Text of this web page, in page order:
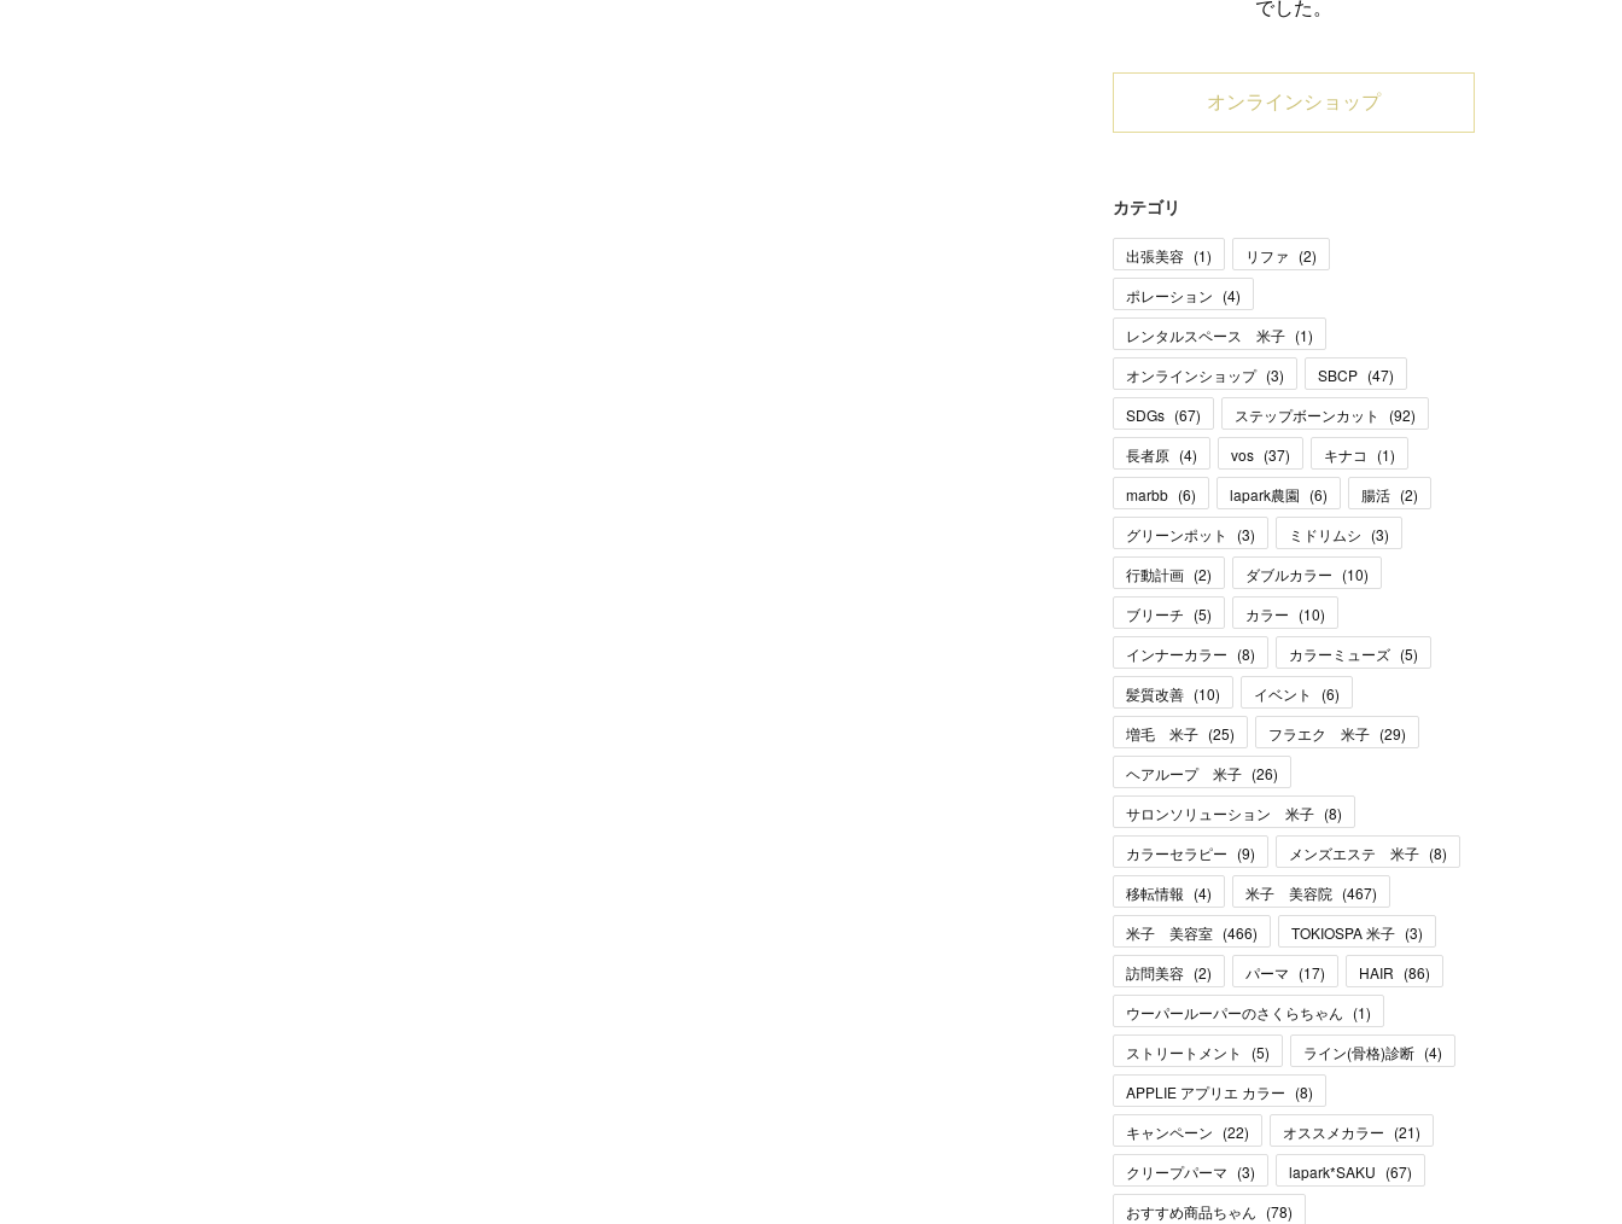
でした。
オンラインショップ
カテゴリ
出張美容 (1) リファ (2)
ポレーション (4)
レンタルスペース 米子 (1)
オンラインショップ (3) SBCP (47)
SDGs (67) ステップボーンカット (92)
長者原 (4) vos (37) キナコ (1)
marbb (6) lapark農園 (6) 腸活 (2)
グリーンポット
(3) ミドリムシ (3)
行動計画 (2) ダブルカラー (10)
ブリーチ (5) カラー (10)
インナーカラー (8) カラーミューズ (5)
髪質改善 (10) イベント (6)
増毛 米子 (25) フラエク 米子 (29)
ヘアループ 米子 (26)
サロンソリューション 米子 (8)
カラーセラピー (9) メンズエステ 米子 (8)
移転情報 (4) 米子 美容院 (467)
米子 美容室 (466) TOKIOSPA 米子 (3)
訪問美容 (2) パーマ (17) HAIR (86)
ウーパールーパーのさくらちゃん (1)
ストリートメント
(5) ライン(骨格)診断 (4)
APPLIE アプリエ カラー (8)
キャンペーン (22) オススメカラー (21)
クリープパーマ (3) lapark*SAKU (67)
おすすめ商品ちゃん (78)